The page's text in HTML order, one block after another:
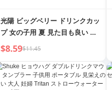
光陽 ビッグベリー ドリンクカッ
プ 女の子用 夏 見た目も良い 大
容量 キッズスポーツ ウォーター
き
$8.59$11.45